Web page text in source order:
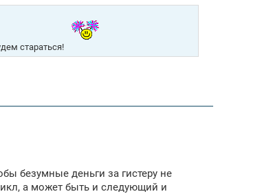
стараться!
безумные деньги за гистеру не
а может быть и следующий и